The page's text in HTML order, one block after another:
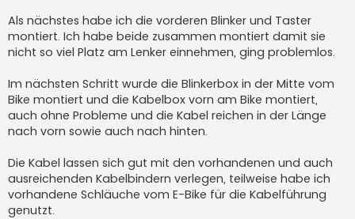
Als nächstes habe ich die vorderen Blinker und Taster
montiert. Ich habe beide zusammen montiert damit sie
nicht so viel Platz am Lenker einnehmen, ging problemlos.
Im nächsten Schritt wurde die Blinkerbox in der Mitte vom
Bike montiert und die Kabelbox vorn am Bike montiert,
auch ohne Probleme und die Kabel reichen in der Länge
nach vorn sowie auch nach hinten.
Die Kabel lassen sich gut mit den vorhandenen und auch
ausreichenden Kabelbindern verlegen, teilweise habe ich
vorhandene Schläuche vom E-Bike für die Kabelführung
genutzt.